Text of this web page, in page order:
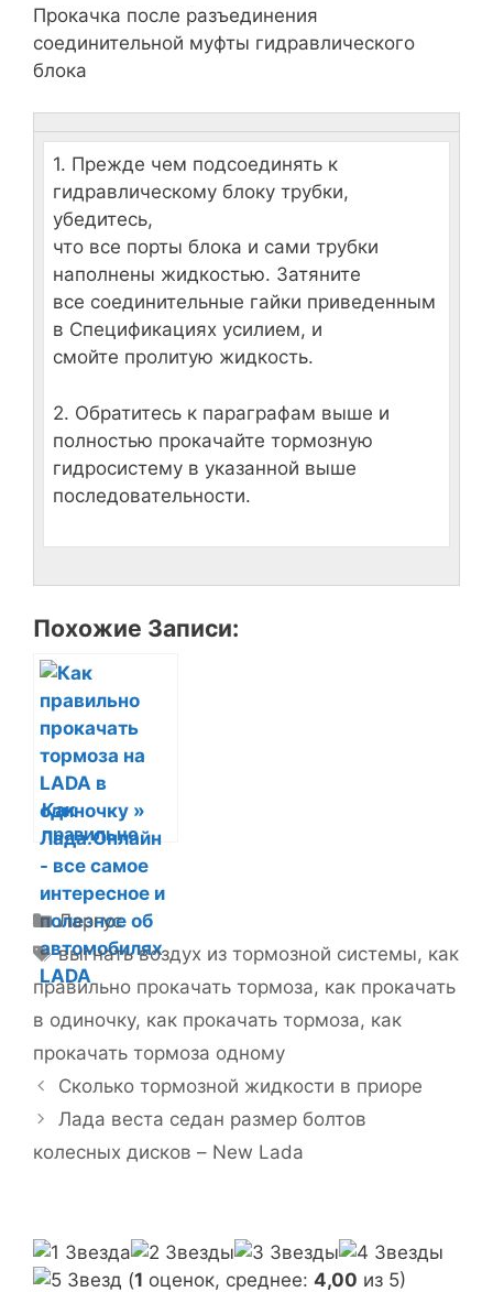
Прокачка после разъединения
соединительной муфты гидравлического
блока
1. Прежде чем подсоединять к
гидравлическому блоку трубки,
убедитесь,
что все порты блока и сами трубки
наполнены жидкостью. Затяните
все соединительные гайки приведенным
в Спецификациях усилием, и
смойте пролитую жидкость.
2. Обратитесь к параграфам выше и
полностью прокачайте тормозную
гидросистему в указанной выше
последовательности.
Похожие Записи:
Как
правильно
прокачать
LADA в
одиночку »
Лада.Онлайн –
все самое
интересное и
полезное об
автомобилях
LADA
Р
у
б
р
и
к
и
Ларгус
М
е
к
и
выгнать воздух из тормозной системы, как
правильно прокачать тормоза, как прокачать
в одиночку, как прокачать тормоза, как
прокачать тормоза одному
Н
а
и
ц
и
Сколько тормозной жидкости в приоре
Лада веста седан размер болтов
колесных дисков – New Lada
(1 оценок, среднее: 4,00 из 5)